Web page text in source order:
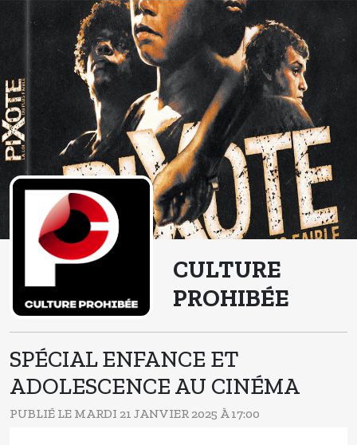
CULTURE
PROHIBÉE
SPÉCIAL ENFANCE ET
ADOLESCENCE AU CINÉMA
PUBLIÉ LE MARDI 21 JANVIER 2025 À 17:00